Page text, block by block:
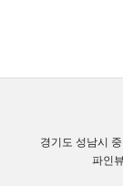
경기도 성남시
파인